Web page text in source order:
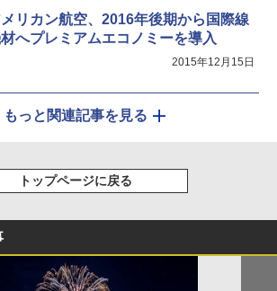
リカン航空、2016年後期から国際線
へプレミアムエコノミーを導入
2015年12月15日
もっと関連記事を見る
トップページに戻る